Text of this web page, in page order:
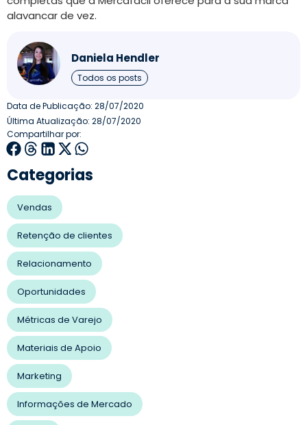
alavancar de vez.
Daniela Hendler
Todos os posts
Data de Publicação: 28/07/2020
Última Atualização: 28/07/2020
Compartilhar por:
Categorias
Vendas
Retenção de clientes
Relacionamento
Oportunidades
Métricas de Varejo
Materiais de Apoio
Marketing
Informações de Mercado